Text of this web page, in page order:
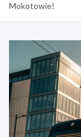
Mokotowie!